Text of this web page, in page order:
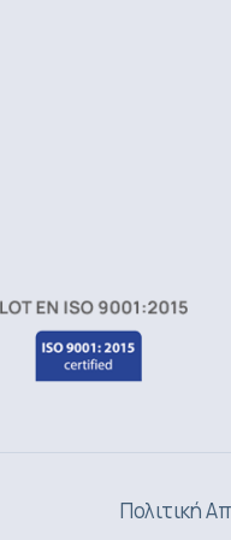
Πολιτική